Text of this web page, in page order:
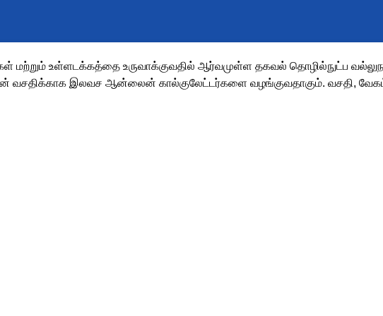
உள்ளடக்கத்தை உருவாக்குவதில் ஆர்வமுள்ள தகவல் தொழில்நுட்ப
வசதிக்காக இலவச ஆன்லைன் கால்குலேட்டர்களை வழங்குவதாகும். வசதி,